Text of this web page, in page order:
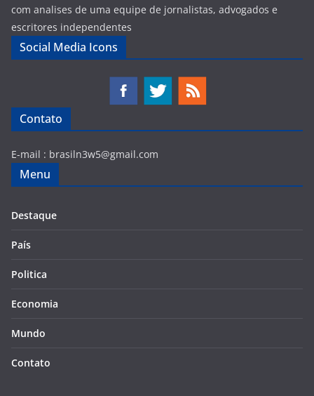
com analises de uma equipe de jornalistas, advogados e
escritores independentes
Social Media Icons
Contato
E-mail : brasiln3w5@gmail.com
Menu
Destaque
País
Politica
Economia
Mundo
Contato